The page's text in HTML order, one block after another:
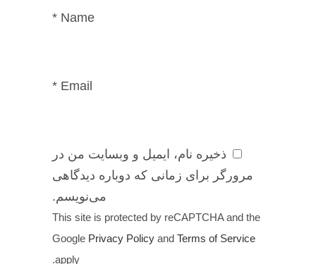
Name
*
Email
*
ذخیره نام، ایمیل و وبسایت من در
مرورگر برای زمانی که دوباره دیدگاهی
می‌نویسم.
This site is protected by reCAPTCHA and the
Google Privacy Policy and Terms of Service
apply.